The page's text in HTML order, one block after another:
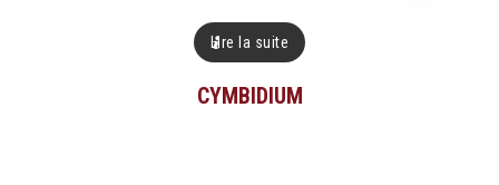
Lire la suite
CYMBIDIUM